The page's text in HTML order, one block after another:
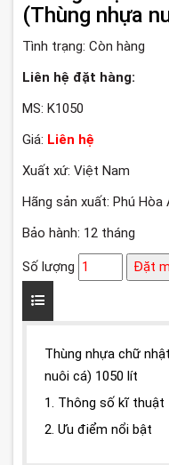
(Thùng nhựa
Tình trạng: Còn hàng
Liên hệ đặt hàng:
MS: K1050
Giá: Liên hệ
Xuất xứ: Việt Nam
Hãng sản xuất: Phú Hòa
Bảo hành: 12 tháng
Số lượng Đặt
Thùng nhựa chữ
nuôi cá) 1050 lít
1. Thông số kĩ thuật
2. Ưu điểm nổi bật